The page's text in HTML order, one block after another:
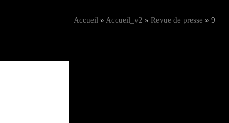
Accueil » Accueil_v2 »Revue de presse »9